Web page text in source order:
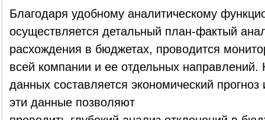
Благодаря удобному аналитическому
осуществляется детальный план-фактый
расхождения в бюджетах, проводится
всей компании и ее отдельных
данных составляется экономический прогноз
эти данные позволяют